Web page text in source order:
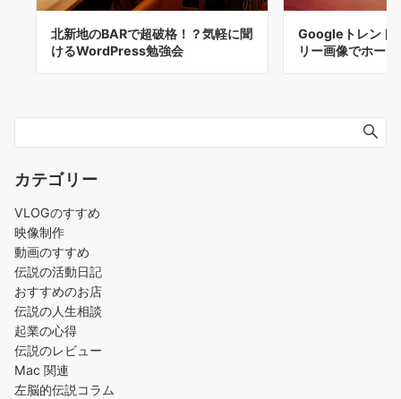
北新地のBARで超破格！？気軽に聞
けるWordPress勉強会
Googleトレンド
リー画像でホー
カテゴリー
VLOGのすすめ
映像制作
動画のすすめ
伝説の活動日記
おすすめのお店
伝説の人生相談
起業の心得
伝説のレビュー
Mac 関連
左脳的伝説コラム